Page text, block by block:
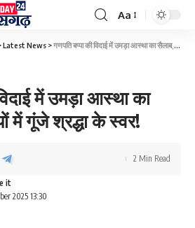
Font
Resizer
Aa
Latest News >गणपति बप्पा की विदाई में उमड़ा आस्था का सैलाब, गांव गलियों में गूंजे श्रद्धा के स्वर!
में उमड़ा आस्था का
में गूंजे श्रद्धा के स्वर!
2025 13:30
2 Min Read